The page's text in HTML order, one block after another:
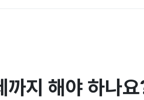
까지 해야 하나